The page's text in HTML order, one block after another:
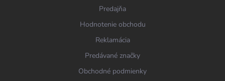
Predajňa
Hodnotenie obchodu
Reklamácia
Predávané značky
Obchodné podmienky